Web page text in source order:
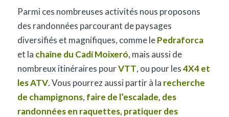
Parmi ces nombreuses activités nous proposons
des randonnées parcourant de paysages
diversifiés et magnifiques, comme lePedraforca
et la chaîne du Cadí Moixeró, mais aussi de
nombreux itinéraires pourVTT, ou pour les4X4 et
les ATV. Vous pourrez aussi partir à la recherche
de champignons, faire de l’escalade, des
randonnées en raquettes, pratiquer des